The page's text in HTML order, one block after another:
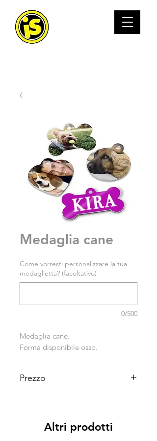
Medaglia cane
Come vorresti personalizzare la tua
medaglietta? (facoltativo)
0/500
Medaglia cane.
Forma disponibile osso.
Prezzo
Altri prodotti